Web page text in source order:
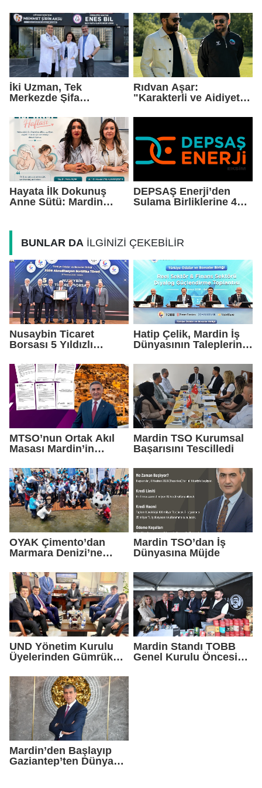
Geleceğimizi
Korumaktır"
İki Uzman, Tek
Merkezde Şifa
Rıdvan Aşar:
"Karakterli ve Aidiyet
Kadro Kuruyoruz"
Hayata İlk Dokunuş
Anne Sütü: Mardin
DEPSAŞ Enerji’den
Sulama Birliklerine 48
BUNLAR DA İLGİNİZİ ÇEKEBİLİR
Nusaybin Ticaret
Borsası 5 Yıldızlı
Yeniden Aldı
Hatip Çelik, Mardin İş
Dünyasının Taleplerini
Taşıdı
MTSO’nun Ortak Akıl
Masası Mardin’in
Şekillendirdi
Mardin TSO Kurumsal
Başarısını Tescilledi
OYAK Çimento’dan
Marmara Denizi’ne
Yatırımı
Mardin TSO’dan İş
Dünyasına Müjde
UND Yönetim Kurulu
Üyelerinden Gümrük
Mardin Standı TOBB
Genel Kurulu Öncesi
Mardin’den Başlayıp
Gaziantep’ten Dünyaya